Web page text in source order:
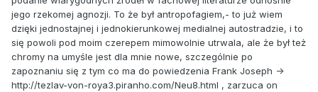
jego rzekomej agnozji. To że był antropofagiem,- to już wiem
dzięki jednostajnej i jednokierunkowej medialnej autostradzie, i to
się powoli pod moim czerepem mimowolnie utrwala, ale że był też
chromy na umyśle jest dla mnie nowe, szczególnie po
zapoznaniu się z tym co ma do powiedzenia Frank Joseph ->
http://tezlav-von-roya3.piranho.com/Neu8.html , zarzuca on